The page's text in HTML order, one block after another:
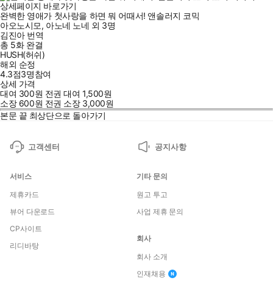
상세페이지 바로가기
완벽한 영애가 첫사랑을 하면 뭐 어때서! 앤솔러지 코믹
아오노시모, 아노네 노네 외 3명
김진아번역
총 5화 완결
HUSH(허쉬)
해외 순정
4.3점3명참여
상세 가격
대여 300원 전권 대여1,500원
소장 600원 전권 소장 3,000원
본문 끝 최상단으로 돌아가기
고객센터 공지사항
서비스
제휴카드
뷰어 다운로드
CP사이트
리디바탕
기타 문의
원고 투고
사업 제휴 문의
회사
회사 소개
인재채용